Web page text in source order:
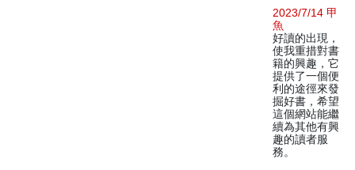
2023/7/14 甲
魚
好讀的出現，
使我重措對書
籍的興趣，它
提供了一個便
利的途徑來發
掘好書，希望
這個網站能繼
續為其他有興
趣的讀者服
務。